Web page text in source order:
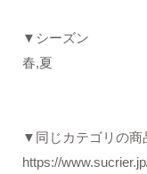
▼シーズン
春,夏
▼同じカテゴリの商
https://